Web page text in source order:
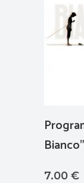
Bianco”
7.00 €